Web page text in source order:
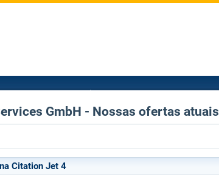
GmbH - Nossas ofertas atuais
Citation Jet 4